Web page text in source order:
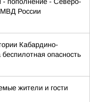
МВД России
Кабардино-
опасность
жители и гости